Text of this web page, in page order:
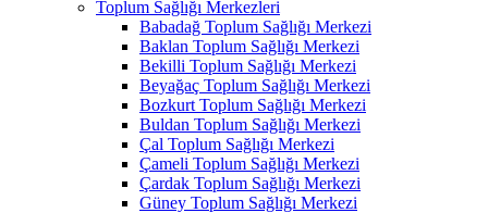
Toplum Sağlığı Merkezleri
Babadağ Toplum Sağlığı Merkezi
Baklan Toplum Sağlığı Merkezi
Bekilli Toplum Sağlığı Merkezi
Beyağaç Toplum Sağlığı Merkezi
Bozkurt Toplum Sağlığı Merkezi
Buldan Toplum Sağlığı Merkezi
Çal Toplum Sağlığı Merkezi
Çameli Toplum Sağlığı Merkezi
Çardak Toplum Sağlığı Merkezi
Güney Toplum Sağlığı Merkezi